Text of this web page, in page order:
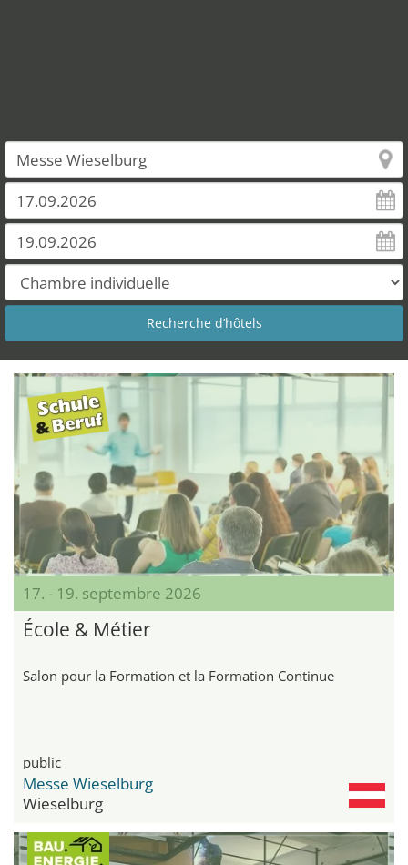
17. - 19. septembre 2026
École & Métier
Salon pour la Formation et la Formation Continue
public
Messe Wieselburg
Wieselburg